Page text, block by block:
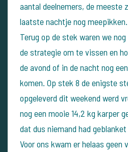
aantal deelnemers, de meeste
laatste nachtje nog meepikken.
Terug op de stek waren we
de strategie om te vissen en
de avond of in de nacht nog
komen. Op stek 8 de enigste
opgeleverd dit weekend werd
nog een mooie 14,2 kg karper
dat dus niemand had
Voor ons kwam er helaas geen